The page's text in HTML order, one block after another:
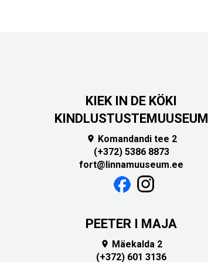
KIEK IN DE KÖKI
KINDLUSTUSTEMUUSEUM
 Komandandi tee 2
(+372) 5386 8873
fort@linnamuuseum.ee
PEETER I MAJA
 Mäekalda 2
(+372) 601 3136